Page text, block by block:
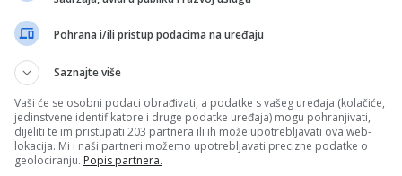
je da agencija redovno koristi vanjske objekte za
najviše kontakta s dimom dobile veterinarsku pomoć i
prate legla mačića koja su bila zatvorena u
- OGLAS -
Pohrana i/ili pristup podacima na uređaju
Saznajte više
Vaši će se osobni podaci obrađivati, a podatke s vašeg uređaja (kolačiće,
jedinstvene identifikatore i druge podatke uređaja) mogu pohranjivati,
dijeliti te im pristupati 203 partnera ili ih može upotrebljavati ova web-
lokacija. Mi i naši partneri možemo upotrebljavati precizne podatke o
geolociranju. Popis partnera.